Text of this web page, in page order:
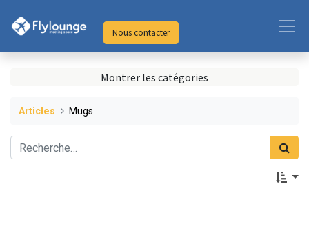
Nous contacter
Montrer les catégories
Articles Mugs